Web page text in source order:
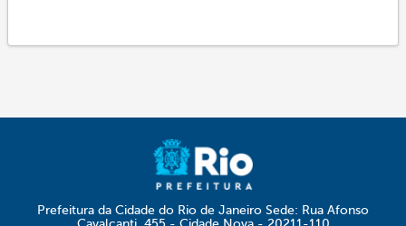
Prefeitura da Cidade do Rio de Janeiro Sede: Rua Afonso